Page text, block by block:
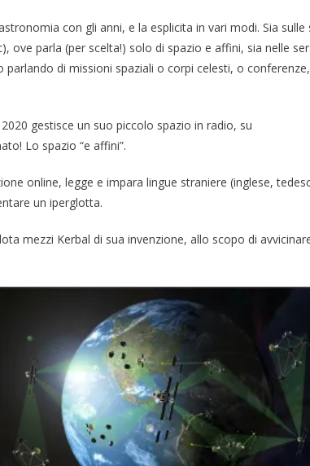
con gli anni, e la esplicita in vari modi. Sia sulle
), ove parla (per scelta!) solo di spazio e affini, sia nelle
di missioni spaziali o corpi celesti, o
gestisce un suo piccolo spazio in radio, su
Lo spazio “e affini”.
online, legge e impara lingue straniere (inglese,
un iperglotta.
mezzi Kerbal di sua invenzione, allo scopo di